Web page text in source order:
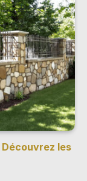
Découvrez les